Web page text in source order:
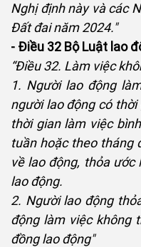
Nghị định này và các
Đất đai năm 2024."
- Điều 32 Bộ Luật lao
“Điều 32. Làm việc
1. Người lao động
người lao động có
thời gian làm việc
tuần hoặc theo tháng
về lao động, thỏa ước
lao động.
2. Người lao động
động làm việc không
đồng lao động"